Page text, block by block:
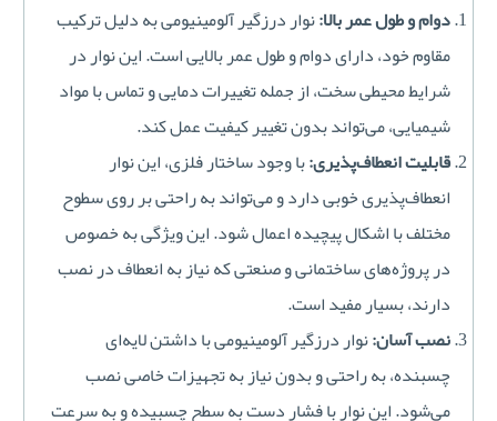
دوام و طول عمر بالا:نوار درزگیر آلومینیومی به دلیل ترکیب
مقاوم خود، دارای دوام و طول عمر بالایی است. این نوار در
شرایط محیطی سخت، از جمله تغییرات دمایی و تماس با مواد
شیمیایی، می‌تواند بدون تغییر کیفیت عمل کند.
قابلیت انعطاف‌پذیری:با وجود ساختار فلزی، این نوار
انعطاف‌پذیری خوبی دارد و می‌تواند به راحتی بر روی سطوح
مختلف با اشکال پیچیده اعمال شود. این ویژگی به خصوص
در پروژه‌های ساختمانی و صنعتی که نیاز به انعطاف در نصب
دارند، بسیار مفید است.
نصب آسان:نوار درزگیر آلومینیومی با داشتن لایه‌ای
چسبنده، به راحتی و بدون نیاز به تجهیزات خاصی نصب
می‌شود. این نوار با فشار دست به سطح چسبیده و به سرعت